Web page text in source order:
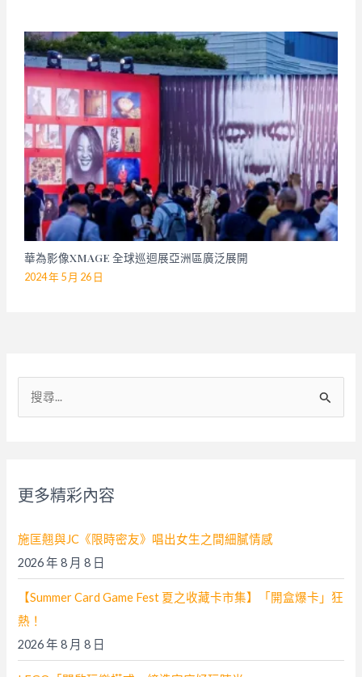
華為影像XMAGE 全球巡迴展亞洲區廣泛展開
2024 年 5 月 26 日
:
更多精彩內容
施匡翹與JC《限時密友》唱出女生之間細膩情感
2026 年 8 月 8 日
【Summer Card Game Fest 夏之收藏卡市集】「開盒爆卡」狂
熱！
2026 年 8 月 8 日